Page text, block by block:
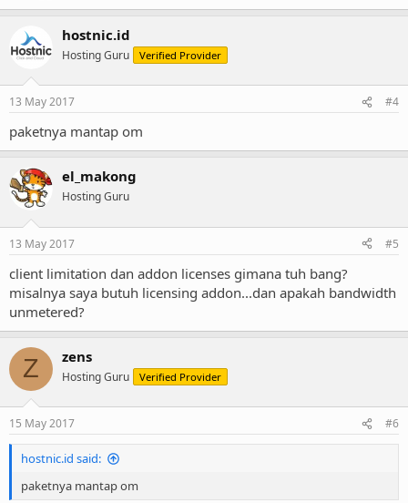
hostnic.id
Hosting Guru Verified Provider
13 May 2017 #4
paketnya mantap om
el_makong
Hosting Guru
13 May 2017 #5
client limitation dan addon licenses gimana tuh bang?
misalnya saya butuh licensing addon...dan apakah bandwidth
unmetered?
Z zens
Hosting Guru Verified Provider
15 May 2017 #6
hostnic.id said:
paketnya mantap om